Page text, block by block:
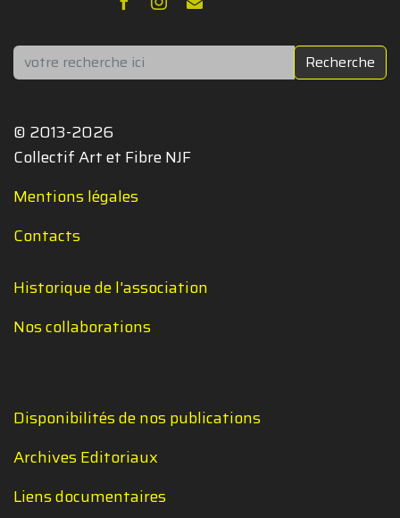
Rechercher Recherche
© 2013-2026
Collectif Art et Fibre NJF
Mentions légales
Contacts
Historique de l'association
Nos collaborations
Disponibilités de nos publications
Archives Editoriaux
Liens documentaires